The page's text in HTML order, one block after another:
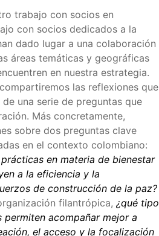
trabajo con socios en
con socios dedicados a la
dado lugar a una colaboración
áreas temáticas y geográficas
en nuestra estrategia.
las reflexiones que
una serie de preguntas que
Más concretamente,
sobre dos preguntas clave
en el contexto colombiano:
en materia de bienestar
a la eficiencia y la
de construcción de la paz?
filantrópica, ¿qué tipo
acompañar mejor a
el acceso y la focalización